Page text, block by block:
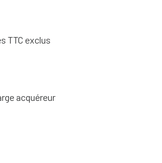
TTC exclus
acquéreur